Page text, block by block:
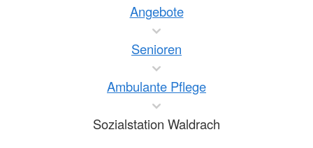
Angebote
Senioren
Ambulante Pflege
Sozialstation Waldrach